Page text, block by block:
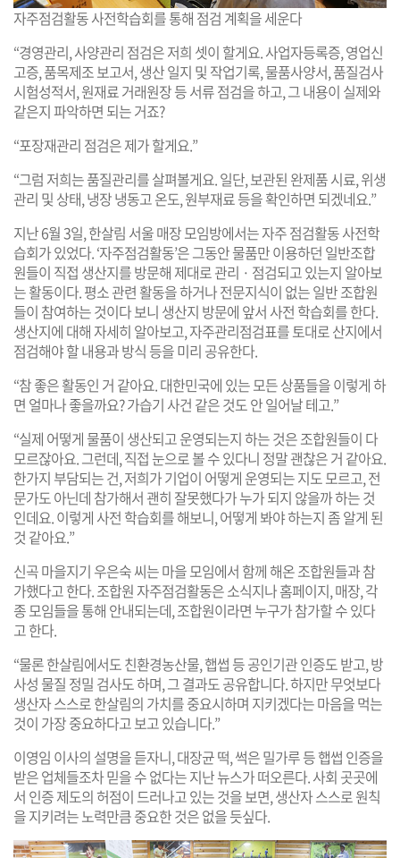
자주점검활동 사전학습회를 통해 점검 계획을 세운다
“경영관리, 사양관리 점검은 저희 셋이 할게요. 사업자등록증, 영업신
고증, 품목제조 보고서, 생산 일지 및 작업기록, 물품사양서, 품질검사
시험성적서, 원재료 거래원장 등 서류 점검을 하고, 그 내용이 실제와
같은지 파악하면 되는 거죠?
“포장재관리 점검은 제가 할게요.”
“그럼 저희는 품질관리를 살펴볼게요. 일단, 보관된 완제품 시료, 위생
관리 및 상태, 냉장 냉동고 온도, 원부재료 등을 확인하면 되겠네요.”
지난 6월 3일, 한살림 서울 매장 모임방에서는 자주 점검활동 사전학
습회가 있었다. ‘자주점검활동’은 그동안 물품만 이용하던 일반조합
원들이 직접 생산지를 방문해 제대로 관리 · 점검되고 있는지 알아보
는 활동이다. 평소 관련 활동을 하거나 전문지식이 없는 일반 조합원
들이 참여하는 것이다 보니 생산지 방문에 앞서 사전 학습회를 한다.
생산지에 대해 자세히 알아보고, 자주관리점검표를 토대로 산지에서
점검해야 할 내용과 방식 등을 미리 공유한다.
“참 좋은 활동인 거 같아요. 대한민국에 있는 모든 상품들을 이렇게 하
면 얼마나 좋을까요? 가습기 사건 같은 것도 안 일어날 테고.”
“실제 어떻게 물품이 생산되고 운영되는지 하는 것은 조합원들이 다
모르잖아요. 그런데, 직접 눈으로 볼 수 있다니 정말 괜찮은 거 같아요.
한가지 부담되는 건, 저희가 기업이 어떻게 운영되는 지도 모르고, 전
문가도 아닌데 참가해서 괜히 잘못했다가 누가 되지 않을까 하는 것
인데요. 이렇게 사전 학습회를 해보니, 어떻게 봐야 하는지 좀 알게 된
것 같아요.”
신곡 마을지기 우은숙 씨는 마을 모임에서 함께 해온 조합원들과 참
가했다고 한다. 조합원 자주점검활동은 소식지나 홈페이지, 매장, 각
종 모임들을 통해 안내되는데, 조합원이라면 누구가 참가할 수 있다
고 한다.
“물론 한살림에서도 친환경농산물, 햅썹 등 공인기관 인증도 받고, 방
사성 물질 정밀 검사도 하며, 그 결과도 공유합니다. 하지만 무엇보다
생산자 스스로 한살림의 가치를 중요시하며 지키겠다는 마음을 먹는
것이 가장 중요하다고 보고 있습니다.”
이영임 이사의 설명을 듣자니, 대장균 떡, 썩은 밀가루 등 햅썹 인증을
받은 업체들조차 믿을 수 없다는 지난 뉴스가 떠오른다. 사회 곳곳에
서 인증 제도의 허점이 드러나고 있는 것을 보면, 생산자 스스로 원칙
을 지키려는 노력만큼 중요한 것은 없을 듯싶다.